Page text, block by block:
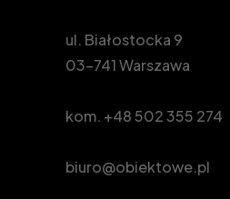
ul. Białostocka 9
03-741 Warszawa
kom. +48 502 355 274
biuro@obiektowe.pl